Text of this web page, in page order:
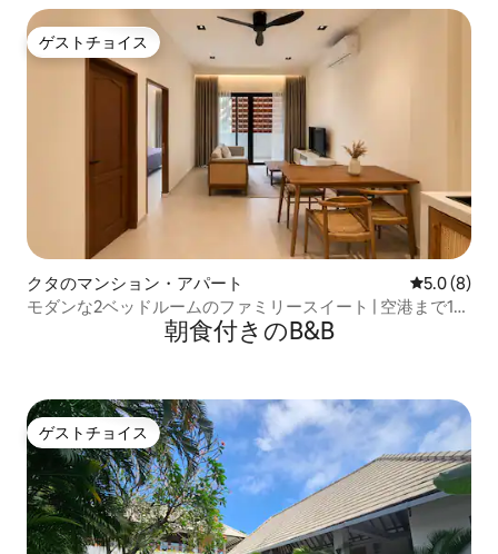
ゲストチョイス
ゲストチョイス
クタのマンション・アパート レビュー8
5.0 (8)
モダンな2ベッドルームのファミリースイート | 空港まで10
朝食付きのB&B
ゲストチョイス
ゲストチョイス